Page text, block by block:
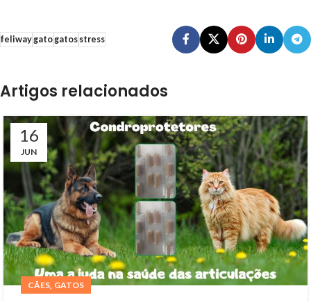
feliwaygatogatosstress
Artigos relacionados
16
JUN
CÃES, GATOS